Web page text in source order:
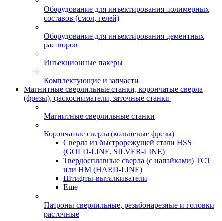
Оборудование для инъектирования полимерных
составов (смол, гелей)
Оборудование для инъектирования цементных
растворов
Инъекционные пакеры
Комплектующие и запчасти
Магнитные сверлильные станки, корончатые сверла
(фрезы), фаскосниматели, заточные станки
Магнитные сверлильные станки
Корончатые сверла (кольцевые фрезы)
Сверла из быстрорежущей стали HSS
(GOLD-LINE, SILVER-LINE)
Твердосплавные сверла (с напайками) ТСТ
или HM (HARD-LINE)
Штифты-выталкиватели
Еще
Патроны сверлильные, резьбонарезные и головки
расточные